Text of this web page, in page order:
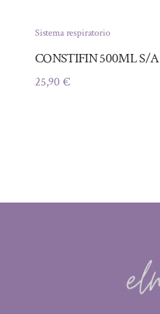
Sistema respiratorio
CONSTIFIN 500ML S/A
25,90 €